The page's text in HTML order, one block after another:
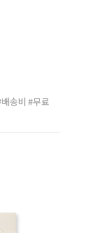
송비 #무료